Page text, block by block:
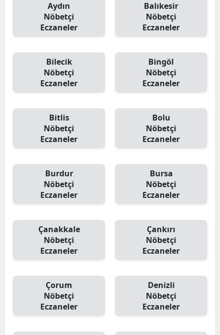
Aydın
Nöbetçi
Eczaneler
Balıkesir
Nöbetçi
Eczaneler
Bilecik
Nöbetçi
Eczaneler
Bingöl
Nöbetçi
Eczaneler
Bitlis
Nöbetçi
Eczaneler
Bolu
Nöbetçi
Eczaneler
Burdur
Nöbetçi
Eczaneler
Bursa
Nöbetçi
Eczaneler
Çanakkale
Nöbetçi
Eczaneler
Çankırı
Nöbetçi
Eczaneler
Çorum
Nöbetçi
Eczaneler
Denizli
Nöbetçi
Eczaneler